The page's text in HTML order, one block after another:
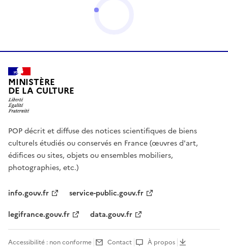
MINISTÈRE
DE LA CULTURE
POP décrit et diffuse des notices scientifiques de biens
culturels étudiés ou conservés en France (œuvres d'art,
édifices ou sites, objets ou ensembles mobiliers,
photographies, etc.)
info.gouv.fr
service-public.gouv.fr
legifrance.gouv.fr
data.gouv.fr
Accessibilité : non conforme Contact À propos